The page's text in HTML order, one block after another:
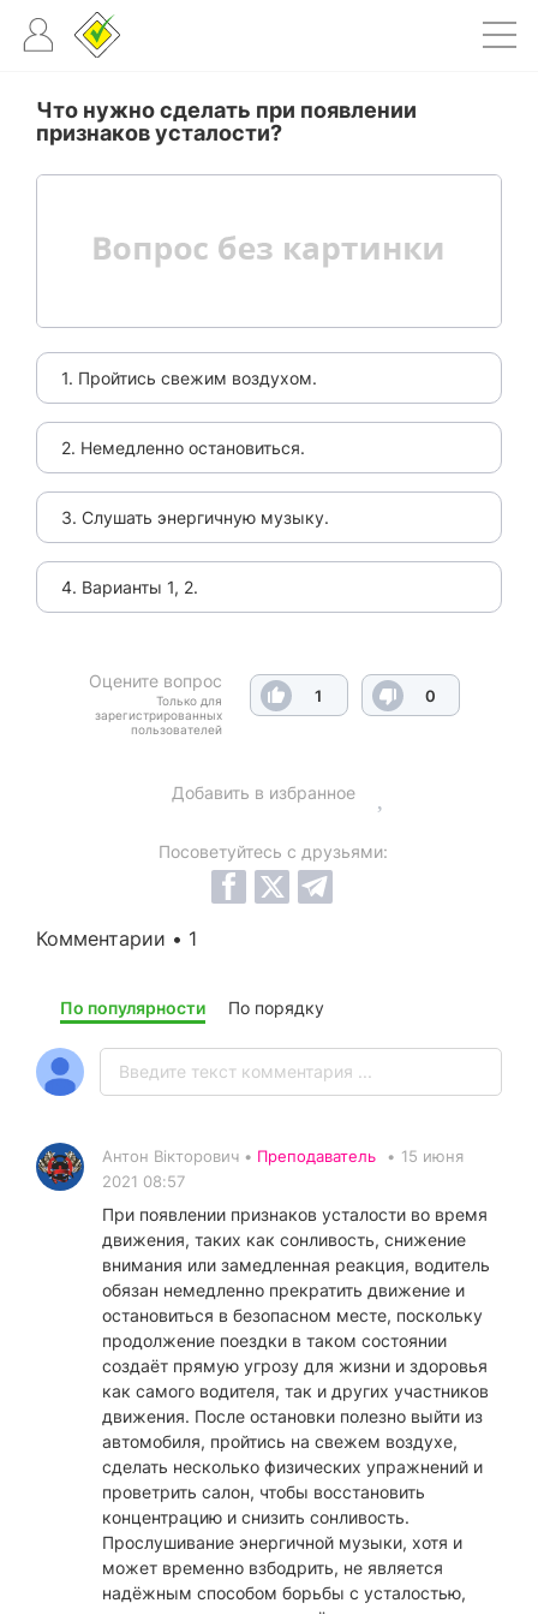
Что нужно сделать при появлении
признаков усталости?
1. Пройтись свежим воздухом.
2. Немедленно остановиться.
3. Слушать энергичную музыку.
4. Варианты 1, 2.
Оцените вопрос
Только для
зарегистрированных
пользователей
1 0
Добавить в избранное
Посоветуйтесь с друзьями:
Комментарии • 1
По популярности По порядку
Антон Вікторович • Преподаватель • 15 июня
2021 08:57
При появлении признаков усталости во время
движения, таких как сонливость, снижение
внимания или замедленная реакция, водитель
обязан немедленно прекратить движение и
остановиться в безопасном месте, поскольку
продолжение поездки в таком состоянии
создаёт прямую угрозу для жизни и здоровья
как самого водителя, так и других участников
движения. После остановки полезно выйти из
автомобиля, пройтись на свежем воздухе,
сделать несколько физических упражнений и
проветрить салон, чтобы восстановить
концентрацию и снизить сонливость.
Прослушивание энергичной музыки, хотя и
может временно взбодрить, не является
надёжным способом борьбы с усталостью,